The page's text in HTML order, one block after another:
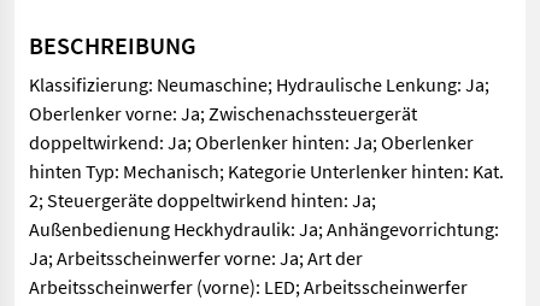
BESCHREIBUNG
Klassifizierung: Neumaschine; Hydraulische Lenkung: Ja;
Oberlenker vorne: Ja; Zwischenachssteuergerät
doppeltwirkend: Ja; Oberlenker hinten: Ja; Oberlenker
hinten Typ: Mechanisch; Kategorie Unterlenker hinten: Kat.
2; Steuergeräte doppeltwirkend hinten: Ja;
Außenbedienung Heckhydraulik: Ja; Anhängevorrichtung:
Ja; Arbeitsscheinwerfer vorne: Ja; Art der
Arbeitsscheinwerfer (vorne): LED; Arbeitsscheinwerfer